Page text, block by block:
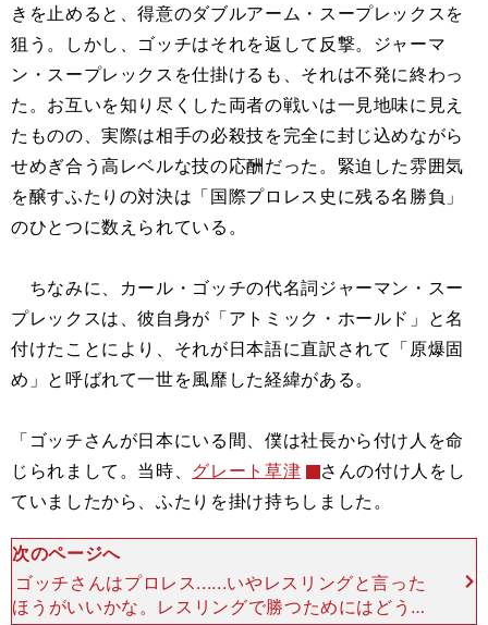
きを止めると、得意のダブルアーム・スープレックスを
狙う。しかし、ゴッチはそれを返して反撃。ジャーマ
ン・スープレックスを仕掛けるも、それは不発に終わっ
た。お互いを知り尽くした両者の戦いは一見地味に見え
たものの、実際は相手の必殺技を完全に封じ込めながら
せめぎ合う高レベルな技の応酬だった。緊迫した雰囲気
を醸すふたりの対決は「国際プロレス史に残る名勝負」
のひとつに数えられている。
ちなみに、カール・ゴッチの代名詞ジャーマン・スー
プレックスは、彼自身が「アトミック・ホールド」と名
付けたことにより、それが日本語に直訳されて「原爆固
め」と呼ばれて一世を風靡した経緯がある。
「ゴッチさんが日本にいる間、僕は社長から付け人を命
じられまして。当時、 グレート草津
さんの付け人をし
ていましたから、ふたりを掛け持ちしました。
次のページへ
ゴッチさんはプロレス......いやレスリングと言った
ほうがいいかな。レスリングで勝つためにはどうし